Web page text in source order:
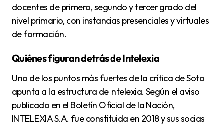
docentes de primero, segundo y tercer grado del
nivel primario, con instancias presenciales y virtuales
de formación.
Quiénes figuran detrás de Intelexia
Uno de los puntos más fuertes de la crítica de Soto
apunta a la estructura de Intelexia. Según el aviso
publicado en el Boletín Oficial de la Nación,
INTELEXIA S.A. fue constituida en 2018 y sus socias